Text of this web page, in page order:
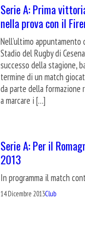
Serie A: Prima
nella prova con il
Nell’ultimo
Stadio del Rugby di
successo della stagione,
termine di un match
da parte della formazione
a marcare i […]
Serie A: Per il
2013
In programma il match
14 Dicembre 2013Club